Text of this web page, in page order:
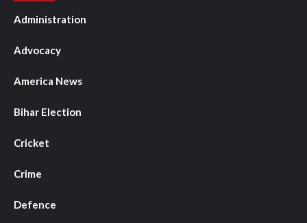
Administration
Advocacy
America News
Bihar Election
Cricket
Crime
Defence